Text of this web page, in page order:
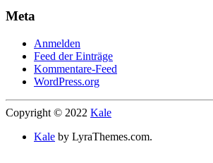
Meta
Anmelden
Feed der Einträge
Kommentare-Feed
WordPress.org
Copyright © 2022 Kale
Kale by LyraThemes.com.